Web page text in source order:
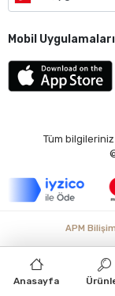
Mobil
Tüm
Anasayfa
APM